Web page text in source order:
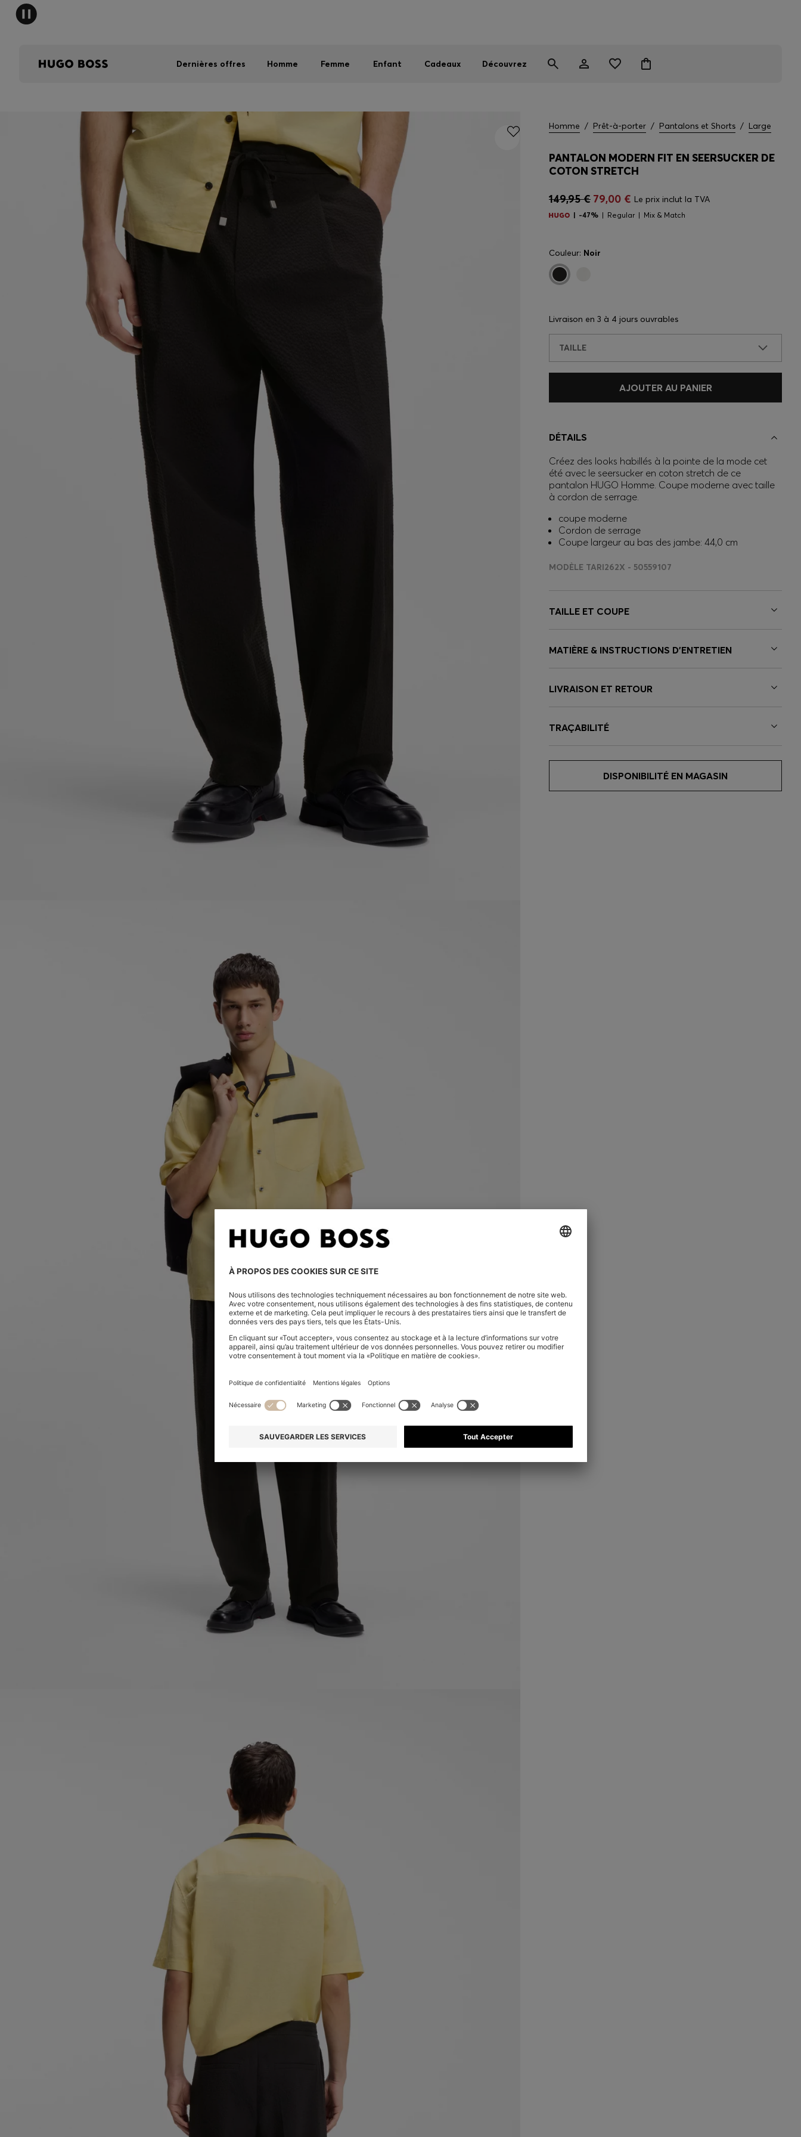
Dernières offres Homme Femme Enfant Cadeaux Découvrez
Homme / Prêt-à-porter / Pantalons et Shorts / Large
PANTALON MODERN FIT EN SEERSUCKER DE
COTON STRETCH
149,95 € 79,00 € Le prix inclut la TVA
-47% Regular Mix & Match
Couleur: Noir
Livraison en 3 à 4 jours ouvrables
TAILLE
AJOUTER AU PANIER
DÉTAILS
Créez des looks habillés à la pointe de la mode cet
été avec le seersucker en coton stretch de ce
pantalon HUGO Homme. Coupe moderne avec taille
à cordon de serrage.
coupe moderne
Cordon de serrage
Coupe largeur au bas des jambe: 44,0 cm
MODÈLE TARI262X - 50559107
TAILLE ET COUPE
MATIÈRE & INSTRUCTIONS D’ENTRETIEN
LIVRAISON ET RETOUR
TRAÇABILITÉ
DISPONIBILITÉ EN MAGASIN